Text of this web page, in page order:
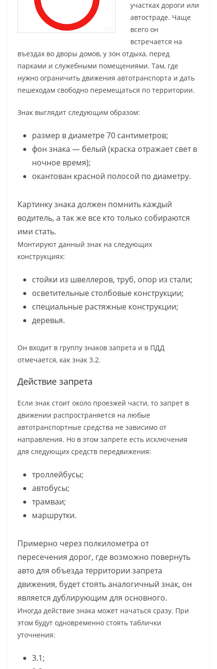
участках дороги или
автостраде. Чаще
всего он
встречается на
въездах во дворы домов, у зон отдыха, перед
парками и служебными помещениями. Там, где
нужно ограничить движения автотранспорта и дать
пешеходам свободно перемещаться по территории.
Знак выглядит следующим образом:
размер в диаметре 70 сантиметров;
фон знака — белый (краска отражает свет в
ночное время);
окантован красной полосой по диаметру.
Картинку знака должен помнить каждый
водитель, а так же все кто только собираются
ими стать.
Монтируют данный знак на следующих
конструкциях:
стойки из швеллеров, труб, опор из стали;
осветительные столбовые конструкции;
специальные растяжные конструкции;
деревья.
Он входит в группу знаков запрета и в ПДД
отмечается, как знак 3.2.
Действие запрета
Если знак стоит около проезжей части, то запрет в
движении распространяется на любые
автотранспортные средства не зависимо от
направления. Но в этом запрете есть исключения
для следующих средств передвижения:
троллейбусы;
автобусы;
трамваи;
маршрутки.
Примерно через полкилометра от
пересечения дорог, где возможно повернуть
авто для объезда территории запрета
движения, будет стоять аналогичный знак, он
является дублирующим для основного.
Иногда действие знака может начаться сразу. При
этом будут одновременно стоять таблички
уточнения:
3.1;